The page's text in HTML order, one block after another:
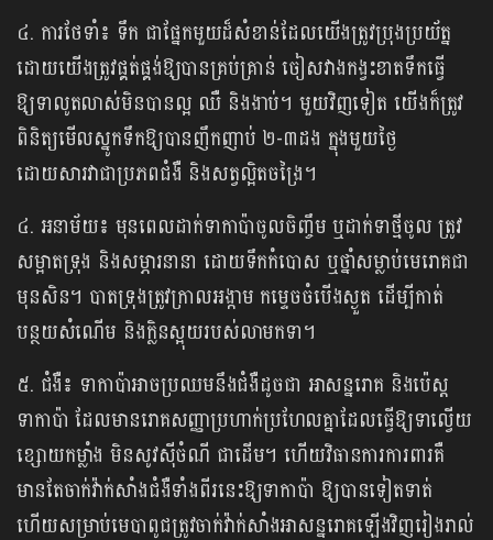
៤. ការថែទាំ៖ ទឹក ជាផ្នែកមួយដ៏សំខាន់ដែលយើងត្រូវប្រុងប្រយ័ត្ន
ដោយយើងត្រូវផ្គត់ផ្គង់ឱ្យបានគ្រប់គ្រាន់ ចៀសវាងកង្វះខាតទឹកធ្វើ
ឱ្យទាលូតលាស់មិនបានល្អ ឈឺ និងងាប់។ មួយវិញទៀត យើងក៏ត្រូវ
ពិនិត្យមើលស្នូកទឹកឱ្យបានញឹកញាប់ ២-៣ដង ក្នុងមួយថ្ងៃ
ដោយសារវាជាប្រភពជំងឺ និងសត្វល្អិតចង្រៃ។
៤. អនាម័យ៖ មុនពេលដាក់ទាកាប៉ាចូលចិញ្ចឹម ឬដាក់ទាថ្មីចូល ត្រូវ
សម្អាតទ្រុង និងសម្ភារនានា ដោយទឹកកំបោស ឬថ្នាំសម្លាប់មេរោគជា
មុនសិន។ បាតទ្រុងត្រូវក្រាលអង្កាម កម្ទេចចំបើងស្ងួត ដើម្បីកាត់
បន្ថយសំណើម និងក្លិនស្អុយរបស់លាមកទា។
៥. ជំងឺ៖ ទាកាប៉ាអាចប្រឈមនឹងជំងឺដូចជា អាសន្នរោគ និងប៉េស្ត
ទាកាប៉ា ដែលមានរោគសញ្ញាប្រហាក់ប្រហែលគ្នាដែលធ្វើឱ្យទាល្វើយ
ខ្សោយកម្លាំង មិនសូវស៊ីចំណី ជាដើម។ ហើយវិធានការការពារគឺ
មានតែចាក់វ៉ាក់សាំងជំងឺទាំងពីរនេះឱ្យទាកាប៉ា ឱ្យបានទៀតទាត់
ហើយសម្រាប់មេបាពូជត្រូវចាក់វ៉ាក់សាំងអាសន្នរោគឡើងវិញរៀងរាល់